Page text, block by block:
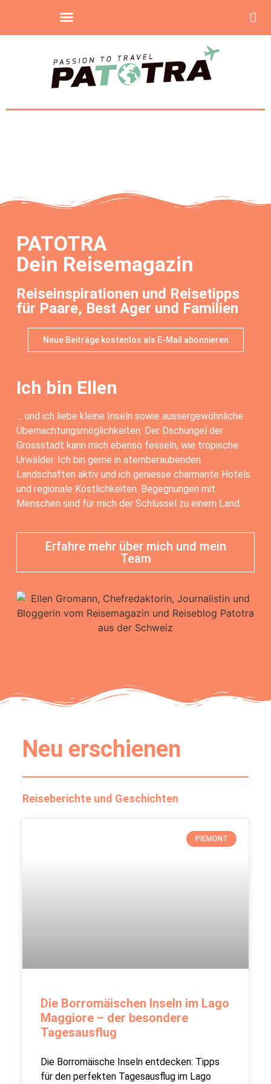
PATOTRA
Dein Reisemagazin
Reiseinspirationen und Reisetipps
für Paare, Best Ager und Familien
Neue Beiträge kostenlos als E-Mail abonnieren
Ich bin Ellen
… und ich liebe kleine Inseln sowie aussergewöhnliche
Übernachtungsmöglichkeiten. Der Dschungel der
Grossstadt kann mich ebenso fesseln, wie tropische
Urwälder. Ich bin gerne in atemberaubenden
Landschaften aktiv und ich geniesse charmante Hotels
und regionale Köstlichkeiten. Begegnungen mit
Menschen sind für mich der Schlüssel zu einem Land.
Erfahre mehr über mich und mein
Team
Neu erschienen
Reiseberichte und Geschichten
PIEMONT
Die Borromäischen Inseln im Lago
Maggiore – der besondere
Tagesausflug
Die Borromäische Inseln entdecken: Tipps
für den perfekten Tagesausflug im Lago